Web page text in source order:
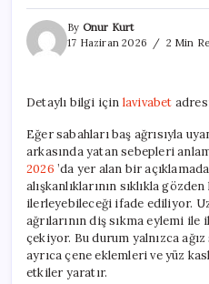
By Onur Kurt
17 Haziran 2026
2 Min
Detaylı bilgi için lavivabet
Eğer sabahları baş ağrısıyla
arkasında yatan sebepleri
2026 ’da yer alan bir
alışkanlıklarının sıklıkla
ilerleyebileceği ifade ediliyor.
ağrılarının diş sıkma eylemi
çekiyor. Bu durum yalnızca ağız
ayrıca çene eklemleri ve yüz
etkiler yaratır.